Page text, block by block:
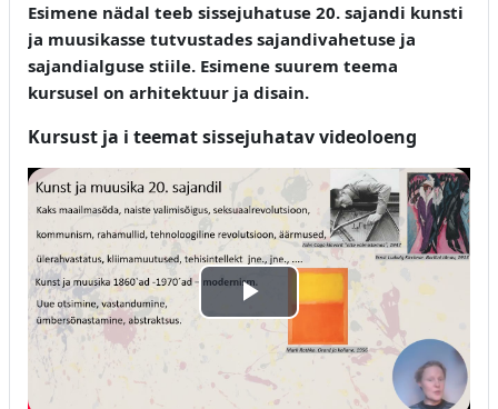
Esimene nädal teeb sissejuhatuse 20. sajandi kunsti
ja muusikasse tutvustades sajandivahetuse ja
sajandialguse stiile. Esimene suurem teema
kursusel on arhitektuur ja disain.
Kursust ja i teemat sissejuhatav videoloeng
Esita
video